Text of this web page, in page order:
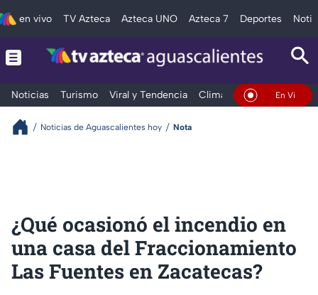
en vivo TV Azteca Azteca UNO Azteca 7 Deportes
Noticias Turismo Viral y Tendencia Clima DeportesEn Vivo
Noticias de Aguascalientes hoy Nota
¿Qué ocasionó el incendio en
una casa del Fraccionamiento
Las Fuentes en Zacatecas?